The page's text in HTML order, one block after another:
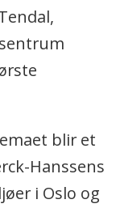
blir et
Hanssens
i Oslo og